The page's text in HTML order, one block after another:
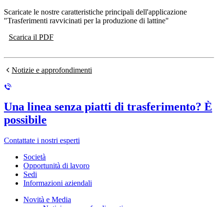
Scaricate le nostre caratteristiche principali dell'applicazione
"Trasferimenti ravvicinati per la produzione di lattine"
Scarica il PDF
Notizie e approfondimenti
Una linea senza piatti di trasferimento? È
possibile
Contattate i nostri esperti
Società
Opportunità di lavoro
Sedi
Informazioni aziendali
Novità e Media